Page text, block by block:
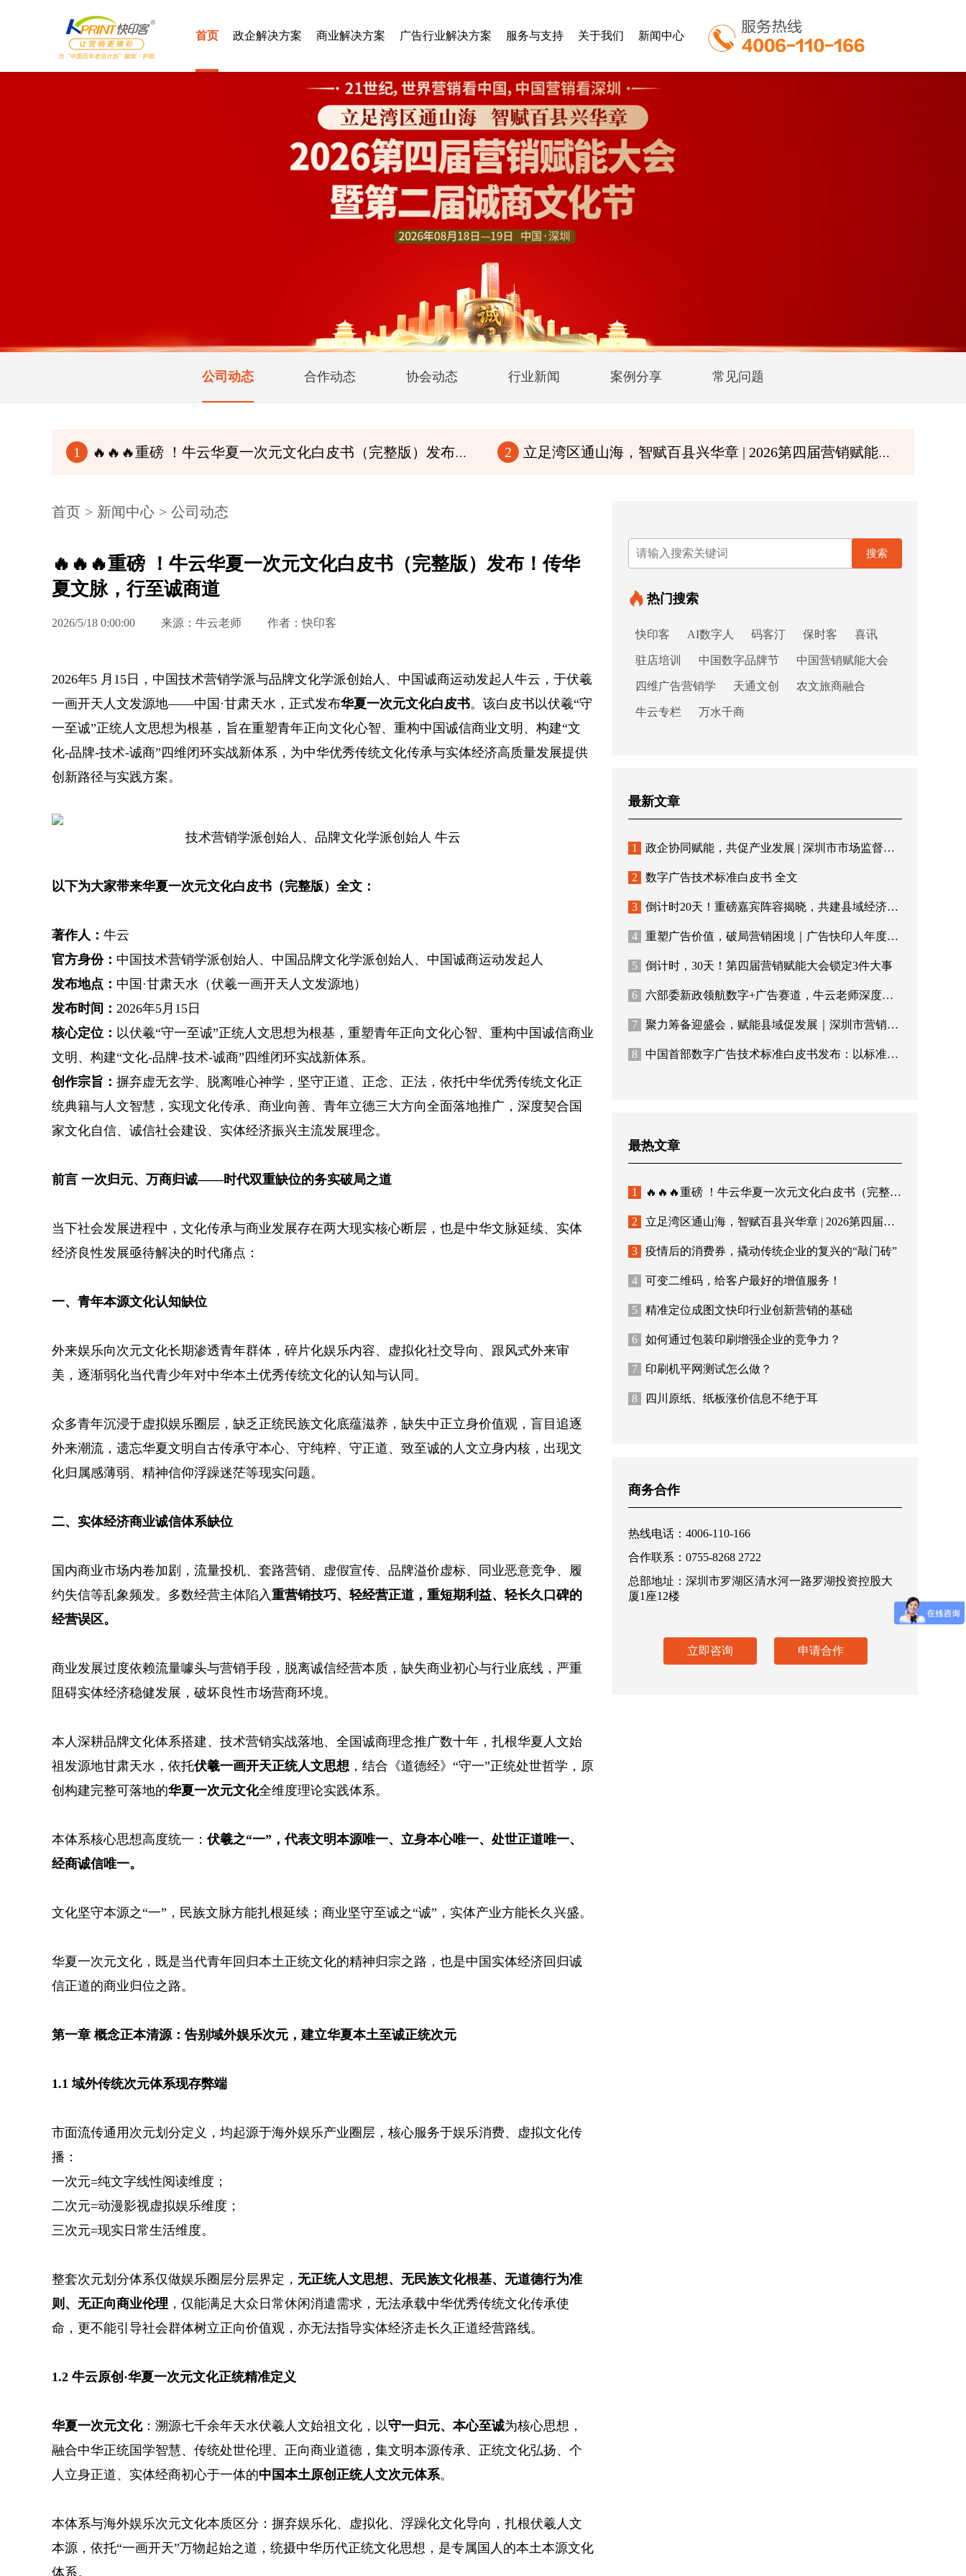
首页 政企解决方案
智慧乡村 垃圾分类
商业解决方案
旅游行业 美容行业 房地产行业
广告行业解决方案 服务与支持 关于我们 新闻中心
公司动态 合作动态 协会动态 行业新闻 案例分享 常见问题
1 🔥🔥🔥重磅 ！牛云华夏一次元文化白皮书（完整版）发布！传华夏文脉，行至诚商道 2 立足湾区通山海，智赋百县兴华章 | 2026第四届营销赋能大会暨第二届诚商文化节8月深圳启幕
首页 > 新闻中心 > 公司动态
🔥🔥🔥重磅 ！牛云华夏一次元文化白皮书（完整版）发布！传华
夏文脉，行至诚商道
2026/5/18 0:00:00 来源：牛云老师 作者：快印客
2026年5 月15日，中国技术营销学派与品牌文化学派创始人、中国诚商运动发起人牛云，于伏羲
一画开天人文发源地——中国·甘肃天水，正式发布华夏一次元文化白皮书。该白皮书以伏羲“守
一至诚”正统人文思想为根基，旨在重塑青年正向文化心智、重构中国诚信商业文明、构建“文
化-品牌-技术-诚商”四维闭环实战新体系，为中华优秀传统文化传承与实体经济高质量发展提供
创新路径与实践方案。
技术营销学派创始人、品牌文化学派创始人 牛云
以下为大家带来华夏一次元文化白皮书（完整版）全文：
著作人： 牛云
官方身份： 中国技术营销学派创始人、中国品牌文化学派创始人、中国诚商运动发起人
发布地点： 中国·甘肃天水（伏羲一画开天人文发源地）
发布时间： 2026年5月15日
核心定位： 以伏羲“守一至诚”正统人文思想为根基，重塑青年正向文化心智、重构中国诚信商业
文明、构建“文化-品牌-技术-诚商”四维闭环实战新体系。
创作宗旨： 摒弃虚无玄学、脱离唯心神学，坚守正道、正念、正法，依托中华优秀传统文化正
统典籍与人文智慧，实现文化传承、商业向善、青年立德三大方向全面落地推广，深度契合国
家文化自信、诚信社会建设、实体经济振兴主流发展理念。
前言 一次归元、万商归诚——时代双重缺位的务实破局之道
当下社会发展进程中，文化传承与商业发展存在两大现实核心断层，也是中华文脉延续、实体
经济良性发展亟待解决的时代痛点：
一、青年本源文化认知缺位
外来娱乐向次元文化长期渗透青年群体，碎片化娱乐内容、虚拟化社交导向、跟风式外来审
美，逐渐弱化当代青少年对中华本土优秀传统文化的认知与认同。
众多青年沉浸于虚拟娱乐圈层，缺乏正统民族文化底蕴滋养，缺失中正立身价值观，盲目追逐
外来潮流，遗忘华夏文明自古传承守本心、守纯粹、守正道、致至诚的人文立身内核，出现文
化归属感薄弱、精神信仰浮躁迷茫等现实问题。
二、实体经济商业诚信体系缺位
国内商业市场内卷加剧，流量投机、套路营销、虚假宣传、品牌溢价虚标、同业恶意竞争、履
约失信等乱象频发。多数经营主体陷入重营销技巧、轻经营正道，重短期利益、轻长久口碑的
经营误区。
商业发展过度依赖流量噱头与营销手段，脱离诚信经营本质，缺失商业初心与行业底线，严重
阻碍实体经济稳健发展，破坏良性市场营商环境。
本人深耕品牌文化体系搭建、技术营销实战落地、全国诚商理念推广数十年，扎根华夏人文始
祖发源地甘肃天水，依托伏羲一画开天正统人文思想 ，结合《道德经》“守一”正统处世哲学，原
创构建完整可落地的华夏一次元文化全维度理论实践体系。
本体系核心思想高度统一： 伏羲之“一”，代表文明本源唯一、立身本心唯一、处世正道唯一、
经商诚信唯一。
文化坚守本源之“一”，民族文脉方能扎根延续；商业坚守至诚之“诚”，实体产业方能长久兴盛。
华夏一次元文化，既是当代青年回归本土正统文化的精神归宗之路，也是中国实体经济回归诚
信正道的商业归位之路。
第一章 概念正本清源：告别域外娱乐次元，建立华夏本土至诚正统次元
1.1 域外传统次元体系现存弊端
市面流传通用次元划分定义，均起源于海外娱乐产业圈层，核心服务于娱乐消费、虚拟文化传
播：
一次元=纯文字线性阅读维度；
二次元=动漫影视虚拟娱乐维度；
三次元=现实日常生活维度。
整套次元划分体系仅做娱乐圈层分层界定， 无正统人文思想、无民族文化根基、无道德行为准
则、无正向商业伦理 ，仅能满足大众日常休闲消遣需求，无法承载中华优秀传统文化传承使
命，更不能引导社会群体树立正向价值观，亦无法指导实体经济走长久正道经营路线。
1.2 牛云原创·华夏一次元文化正统精准定义
华夏一次元文化：溯源七千余年天水伏羲人文始祖文化，以守一归元、本心至诚为核心思想，
融合中华正统国学智慧、传统处世伦理、正向商业道德，集文明本源传承、正统文化弘扬、个
人立身正道、实体经商初心于一体的中国本土原创正统人文次元体系。
本体系与海外娱乐次元文化本质区分：摒弃娱乐化、虚拟化、浮躁化文化导向，扎根伏羲人文
本源，依托“一画开天”万物起始之道，统摄中华历代正统文化思想，是专属国人的本土本源文化
体系。
搜索
热门搜索
快印客 AI数字人 码客汀 保时客 喜讯
驻店培训 中国数字品牌节 中国营销赋能大会
四维广告营销学 天通文创 农文旅商融合
牛云专栏 万水千商
最新文章
1 政企协同赋能，共促产业发展 | 深圳市市场监督管理局罗湖局领导一行莅临快印客调研指导
2 数字广告技术标准白皮书 全文
3 倒计时20天！重磅嘉宾阵容揭晓，共建县域经济新格局
4 重塑广告价值，破局营销困境｜广告快印人年度盛会即将重磅启幕
5 倒计时，30天！第四届营销赋能大会锁定3件大事
6 六部委新政领航数字+广告赛道，牛云老师深度解读广告产业新机遇
7 聚力筹备迎盛会，赋能县域促发展｜深圳市营销协会第五届理事会第三次会议顺利召开
8 中国首部数字广告技术标准白皮书发布：以标准化建设响应六部委高质量发展号召
最热文章
1 🔥🔥🔥重磅 ！牛云华夏一次元文化白皮书（完整版）发布！传华夏文脉，行至诚商道
2 立足湾区通山海，智赋百县兴华章 | 2026第四届营销赋能大会暨第二届诚商文化节8月深圳启幕
3 疫情后的消费券，撬动传统企业的复兴的“敲门砖”
4 可变二维码，给客户最好的增值服务！
5 精准定位成图文快印行业创新营销的基础
6 如何通过包装印刷增强企业的竞争力？
7 印刷机平网测试怎么做？
8 四川原纸、纸板涨价信息不绝于耳
商务合作
热线电话：4006-110-166
合作联系：0755-8268 2722
总部地址：深圳市罗湖区清水河一路罗湖投资控股大
厦1座12楼
立即咨询 申请合作